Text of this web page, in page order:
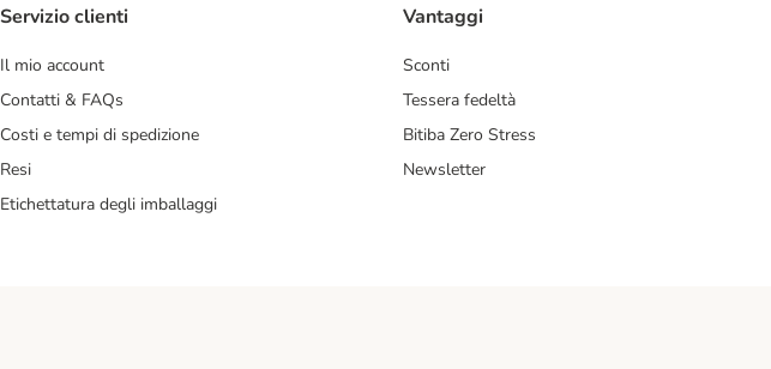
Servizio clienti
Il mio account
Contatti & FAQs
Costi e tempi di spedizione
Resi
Etichettatura degli imballaggi
Vantaggi
Sconti
Tessera fedeltà
Bitiba Zero Stress
Newsletter